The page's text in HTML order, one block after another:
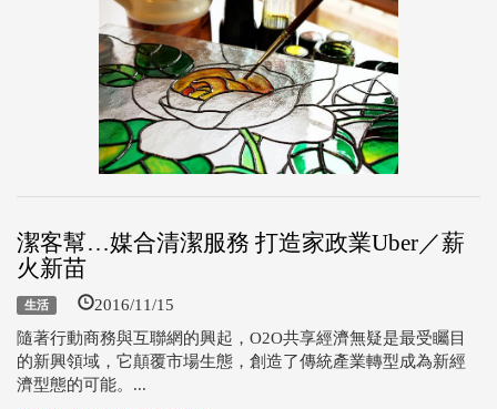
潔客幫…媒合清潔服務 打造家政業Uber／薪
火新苗
生活 2016/11/15
隨著行動商務與互聯網的興起，O2O共享經濟無疑是最受矚目
的新興領域，它顛覆市場生態，創造了傳統產業轉型成為新經
濟型態的可能。...